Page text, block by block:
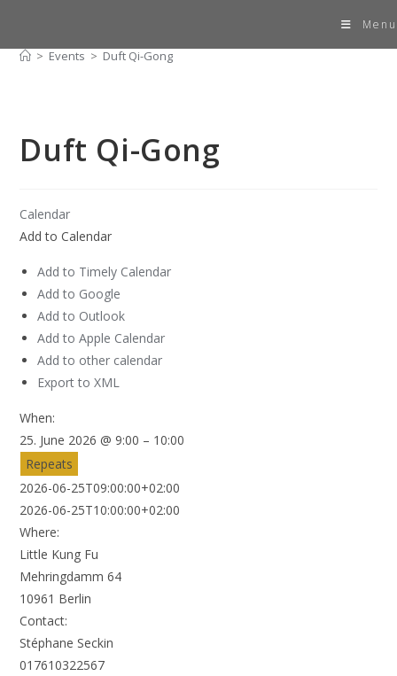
content
Menu
> Events > Duft Qi-Gong
Duft Qi-Gong
Calendar
Add to Calendar
Add to Timely Calendar
Add to Google
Add to Outlook
Add to Apple Calendar
Add to other calendar
Export to XML
When:
25. June 2026 @ 9:00 – 10:00
Repeats
2026-06-25T09:00:00+02:00
2026-06-25T10:00:00+02:00
Where:
Little Kung Fu
Mehringdamm 64
10961 Berlin
Contact:
Stéphane Seckin
017610322567